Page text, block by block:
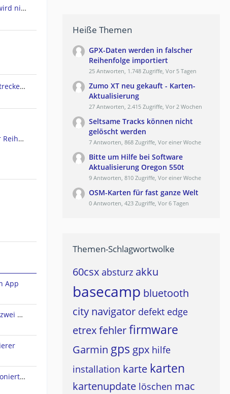
Drivesmart 61 - Europakarte wird nicht angezeigt
Garmin Edge 830 lädt keine Strecken mehr von Komoot
GPX-Daten werden in falscher Reihenfolge importiert
App
Sena Audio-Multitasking und zwei A2DP-Quellen?
Live Track Zustimmung funktioniert nicht
Heiße Themen
GPX-Daten werden in falscher
Reihenfolge importiert
25 Antworten, 1.748 Zugriffe, Vor 5 Tagen
Zumo XT neu gekauft - Karten-
Aktualisierung
27 Antworten, 2.415 Zugriffe, Vor 2 Wochen
Seltsame Tracks können nicht
gelöscht werden
7 Antworten, 868 Zugriffe, Vor einer Woche
Bitte um Hilfe bei Software
Aktualisierung Oregon 550t
9 Antworten, 810 Zugriffe, Vor einer Woche
OSM-Karten für fast ganze Welt
0 Antworten, 423 Zugriffe, Vor 6 Tagen
Themen-Schlagwortwolke
60csx absturz akku
basecamp bluetooth
city navigator defekt edge
etrexfehlerfirmware
Garmin gps gpx hilfe
installation karte karten
kartenupdate löschen mac